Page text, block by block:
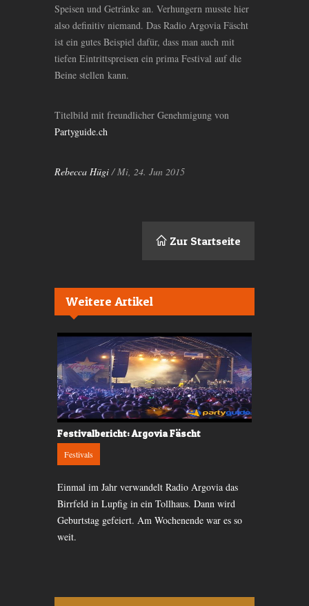
Speisen und Getränke an. Verhungern musste hier
also definitiv niemand. Das Radio Argovia Fäscht
ist ein gutes Beispiel dafür, dass man auch mit
tiefen Eintrittspreisen ein prima Festival auf die
Beine stellen kann.
Titelbild mit freundlicher Genehmigung von
Partyguide.ch
Rebecca Hügi / Mi, 24. Jun 2015
Zur Startseite
Weitere Artikel
Festivalbericht: Argovia Fäscht
Festivals
Einmal im Jahr verwandelt Radio Argovia das
Birrfeld in Lupfig in ein Tollhaus. Dann wird
Geburtstag gefeiert. Am Wochenende war es so
weit.